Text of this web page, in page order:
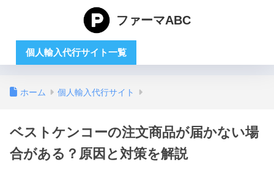
ファーマABC
個人輸入代行サイト一覧
ホーム 個人輸入代行サイト
ベストケンコーの注文商品が届かない場
合がある？原因と対策を解説